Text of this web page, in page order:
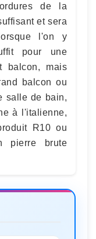
de la
et sera
l'on y
pour une
balcon, mais
balcon ou
salle de bain,
à l'italienne,
R10 ou
pierre brute